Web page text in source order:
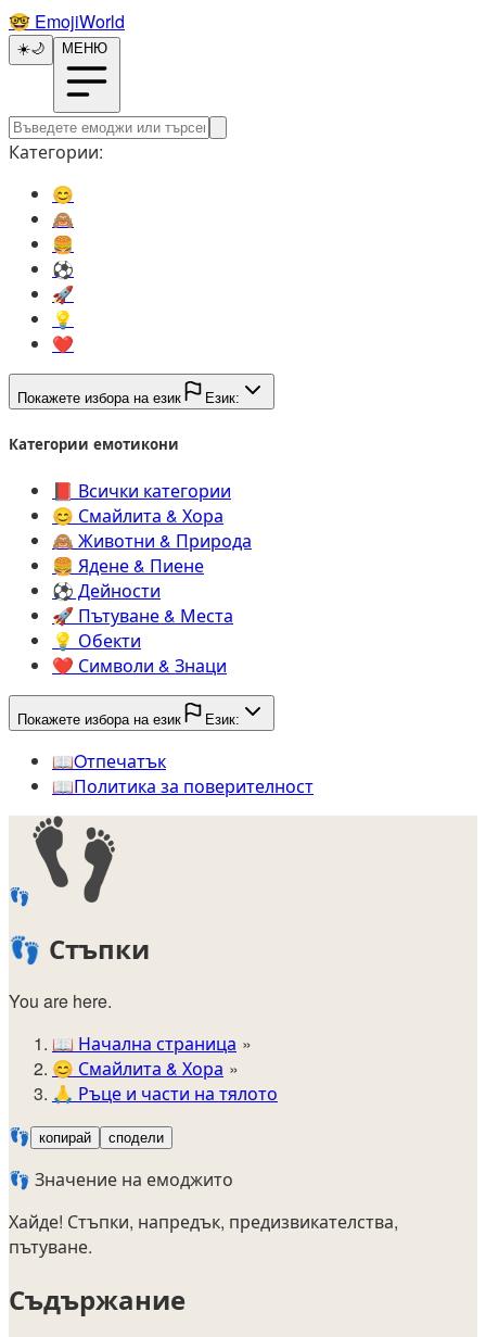
🤓️ EmojiWorld
☀️🌙 МЕНЮ
Категории:
😊️
🙈️
🍔️
⚽️
🚀️
💡️
❤️
Покажете избора на език Език:
Категории емотикони
📕️ Всички категории
😊️ Смайлита & Хора
🙈️ Животни & Природа
🍔️ Ядене & Пиене
⚽️ Дейности
🚀️ Пътуване & Места
💡️ Обекти
❤️ Символи & Знаци
Покажете избора на език Език:
📖️Oтпечатък
📖️Политика за поверителност
👣
👣 Стъпки
You are here.
📖 Начална страница
😊️ Смайлита & Хора
🙏 Ръце и части на тялото
👣 копирай сподели
👣 Значение на емоджито
Хайде! Стъпки, напредък, предизвикателства,
пътуване.
Съдържание